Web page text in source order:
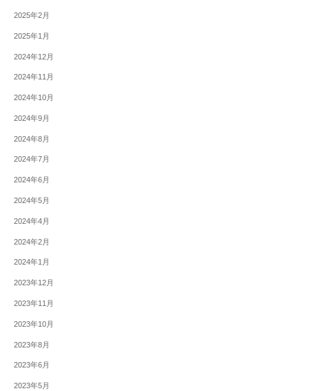
2025年2月
2025年1月
2024年12月
2024年11月
2024年10月
2024年9月
2024年8月
2024年7月
2024年6月
2024年5月
2024年4月
2024年2月
2024年1月
2023年12月
2023年11月
2023年10月
2023年8月
2023年6月
2023年5月